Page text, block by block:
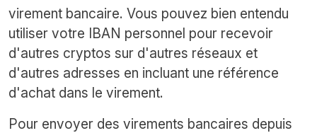
virement bancaire. Vous pouvez bien entendu
utiliser votre IBAN personnel pour recevoir
d'autres cryptos sur d'autres réseaux et
d'autres adresses en incluant une référence
d'achat dans le virement.
Pour envoyer des virements bancaires depuis